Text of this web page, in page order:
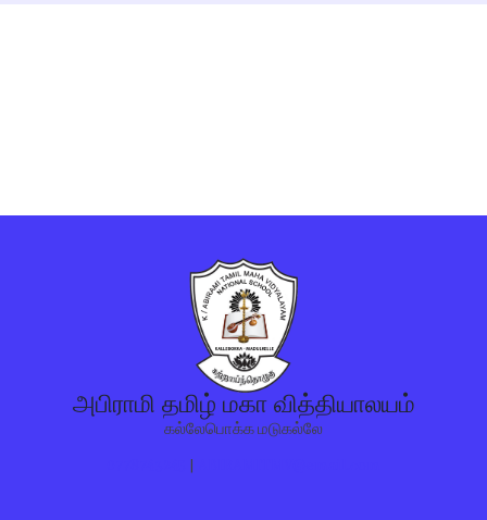
அபிராமி தமிழ் மகா வித்தியாலயம்
கல்லேபொக்க மடுகல்லே